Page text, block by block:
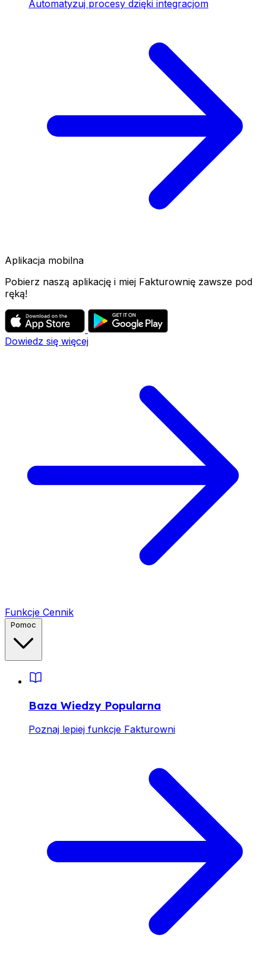
Automatyzuj procesy dzięki integracjom
Aplikacja mobilna
Pobierz naszą aplikację i miej Fakturownię zawsze pod
ręką!
Dowiedz się więcej
Funkcje Cennik
Baza Wiedzy Popularna
Poznaj lepiej funkcje Fakturowni